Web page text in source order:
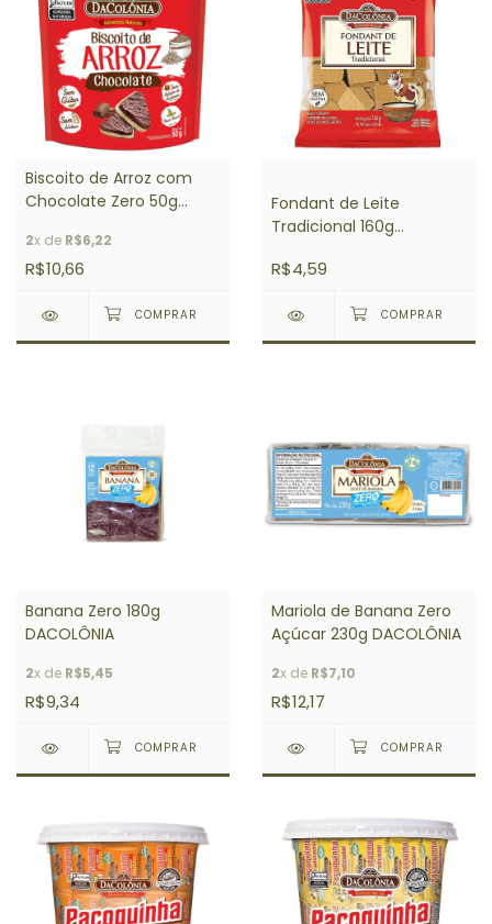
Biscoito de Arroz com
Chocolate Zero 50g
2x de R$6,22
R$10,66
Fondant de Leite
Tradicional 160g
R$4,59
Banana Zero 180g
DACOLÔNIA
2x de R$5,45
R$9,34
Mariola de Banana Zero
Açúcar 230g DACOLÔNIA
2x de R$7,10
R$12,17